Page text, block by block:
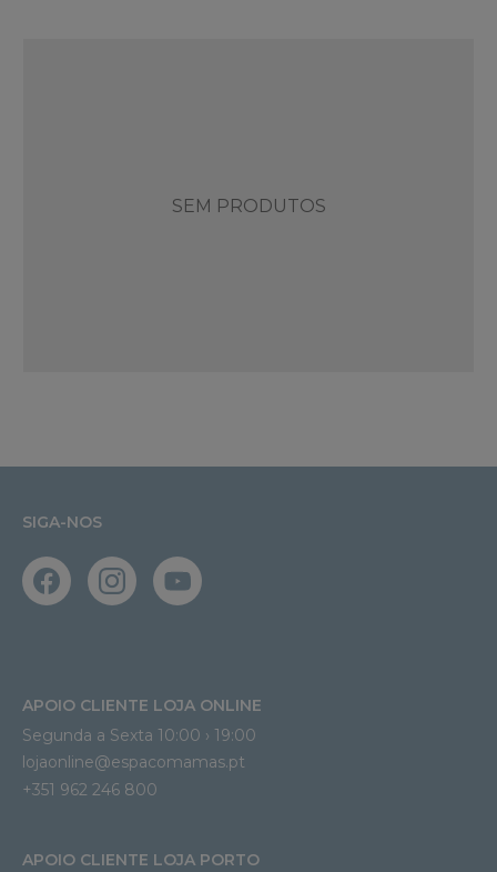
SEM PRODUTOS
SIGA-NOS
APOIO CLIENTE LOJA ONLINE
Segunda a Sexta 10:00 › 19:00
lojaonline@espacomamas.pt
+351 962 246 800
APOIO CLIENTE LOJA PORTO